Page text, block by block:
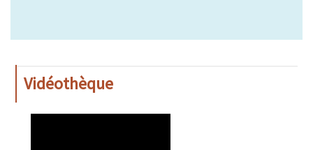
Vidéothèque